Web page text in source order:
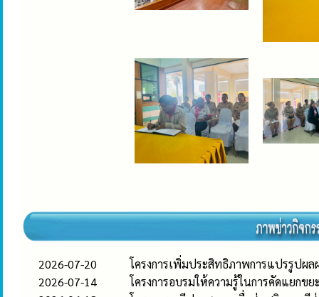
2026-07-20
โครงการเพิ่มประสิทธิภาพการแปรรูป
2026-07-14
โครงการอบรมให้ความรู้ในการคัดแยกข